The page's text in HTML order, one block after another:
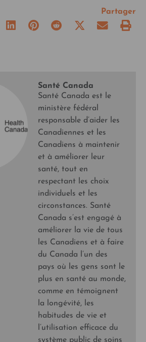
Partager
Santé Canada
Santé Canada est le
ministère fédéral
responsable d’aider les
Canadiennes et les
Canadiens à maintenir
et à améliorer leur
santé, tout en
respectant les choix
individuels et les
circonstances. Santé
Canada s’est engagé à
améliorer la vie de tous
les Canadiens et à faire
du Canada l’un des
pays où les gens sont le
plus en santé au monde,
comme en témoignent
la longévité, les
habitudes de vie et
l’utilisation efficace du
système public de soins